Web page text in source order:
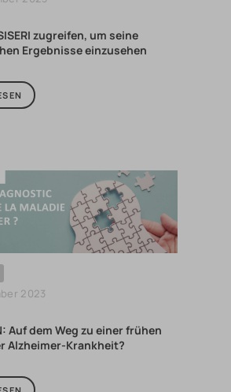
zugreifen, um seine
Ergebnisse einzusehen
2023
Auf dem Weg zu einer frühen
Alzheimer-Krankheit?